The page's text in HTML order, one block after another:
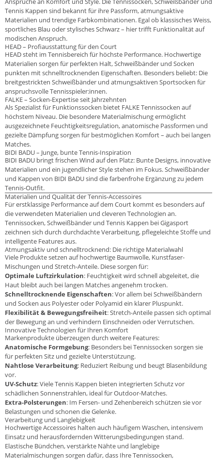
Tennis Kappen sind bekannt für ihre Passform, atmungsaktive
Materialien und trendige Farbkombinationen. Egal ob klassisches Weiss,
sportliches Blau oder stylisches Schwarz – hier trifft Funktionalität auf
modischen Anspruch.
HEAD – Profiausstattung für den Court
HEAD steht im Tennisbereich für höchste Performance. Hochwertige
Materialien sorgen für perfekten Halt, Schweißbänder und Socken
punkten mit schnelltrocknenden Eigenschaften. Besonders beliebt: Die
breitgestrickten Schweißbänder und atmungsaktiven Sportsocken für
anspruchsvolle Tennisspieler:innen.
FALKE – Socken-Expertise seit Jahrzehnten
Als Spezialist für Funktionssocken bietet FALKE Tennissocken auf
höchstem Niveau. Die besondere Materialmischung ermöglicht
ausgezeichnete Feuchtigkeitsregulation, anatomische Passformen und
gezielte Dämpfung sorgen für bestmöglichen Komfort – auch bei langen
Matches.
BIDI BADU – Junge, bunte Tennis-Inspiration
BIDI BADU bringt frischen Wind auf den Platz: Bunte Designs, innovative
Materialien und ein jugendlicher Style stehen im Fokus. Schweißbänder
und Kappen von BIDI BADU sind die farbenfrohe Ergänzung zu jedem
Tennis-Outfit.
Materialien und Qualität der Tennis-Accessoires
Für erstklassige Performance auf dem Court kommt es besonders auf
die verwendeten Materialien und cleveren Technologien an.
Tennissocken, Schweißbänder und Tennis Kappen bei Gigasport
zeichnen sich durch durchdachte Verarbeitung, pflegeleichte Stoffe und
intelligente Features aus.
Atmungsaktiv und schnelltrocknend: Die richtige Materialwahl
Viele Produkte setzen auf hochwertige Baumwolle, Kunstfaser-
Mischungen und Stretch-Anteile. Diese sorgen für:
Optimale Luftzirkulation: Feuchtigkeit wird schnell abgeleitet, die
Haut bleibt auch bei langen Matches angenehm trocken.
Schnelltrocknende Eigenschaften: Vor allem bei Schweißbändern
und Socken aus Polyester oder Polyamid ein klarer Pluspunkt.
Flexibilität & Bewegungsfreiheit: Stretch-Anteile passen sich optimal
der Bewegung an und verhindern Einschneiden oder Verrutschen.
Innovative Technologien für Ihren Komfort
Markenprodukte überzeugen durch weitere Features:
Anatomische Formgebung: Besonders bei Tennissocken sorgen sie
für perfekten Sitz und gezielte Unterstützung.
Nahtlose Verarbeitung: Reduziert Reibung und beugt Blasenbildung
vor.
UV-Schutz: Viele Tennis Kappen bieten integrierten Schutz vor
schädlichen Sonnenstrahlen, ideal für Outdoor-Matches.
Extra-Polsterungen: Im Fersen- und Zehenbereich schützen sie vor
Belastungen und schonen die Gelenke.
Verarbeitung und Langlebigkeit
Hochwertige Accessoires halten auch häufigem Waschen, intensivem
Einsatz und herausfordernden Witterungsbedingungen stand.
Elastische Bündchen, verstärkte Nähte und langlebige
Materialmischungen sorgen dafür, dass Ihre Tennissocken,